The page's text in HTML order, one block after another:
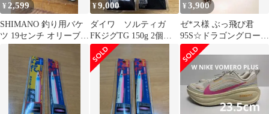
¥2,599
SHIMANO 釣り用バケ
ツ 19センチ オリーブ色
¥9,000
ダイワ ソルティガ
FKジグTG 150g 2個セ
ット
¥3,900
ゼ*ス様 ぶっ飛び君
95S☆ドラゴングロー複
合転写☆ピンクグロー
SP☆